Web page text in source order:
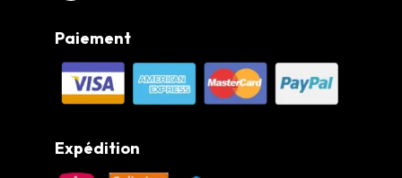
Paiement
Expédition